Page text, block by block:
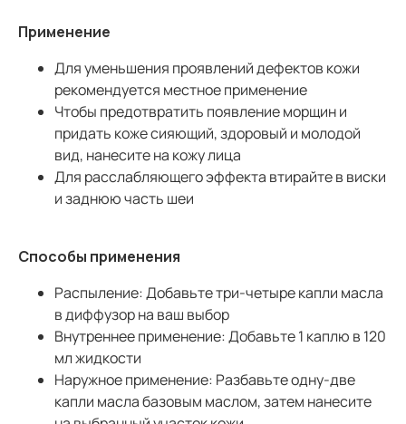
Применение
Для уменьшения проявлений дефектов кожи
рекомендуется местное применение
Чтобы предотвратить появление морщин и
придать коже сияющий, здоровый и молодой
вид, нанесите на кожу лица
Для расслабляющего эффекта втирайте в виски
и заднюю часть шеи
Способы применения
Распыление: Добавьте три-четыре капли масла
в диффузор на ваш выбор
Внутреннее применение: Добавьте 1 каплю в 120
мл жидкости
Наружное применение: Разбавьте одну-две
капли масла базовым маслом, затем нанесите